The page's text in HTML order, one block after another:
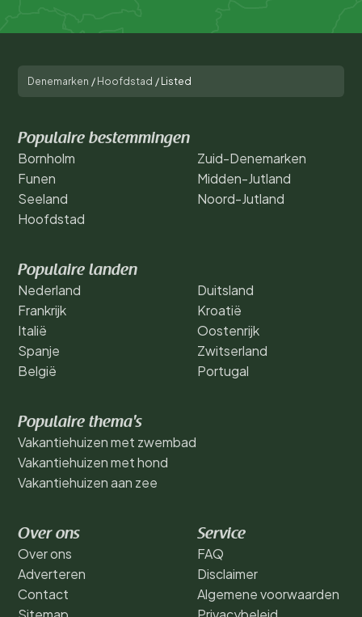
Denemarken / Hoofdstad / Listed
Populaire bestemmingen
Bornholm
Funen
Seeland
Hoofdstad
Zuid-Denemarken
Midden-Jutland
Noord-Jutland
Populaire landen
Nederland
Frankrijk
Italië
Spanje
België
Duitsland
Kroatië
Oostenrijk
Zwitserland
Portugal
Populaire thema's
Vakantiehuizen met zwembad
Vakantiehuizen met hond
Vakantiehuizen aan zee
Over ons
Over ons
Adverteren
Contact
Service
FAQ
Disclaimer
Algemene voorwaarden